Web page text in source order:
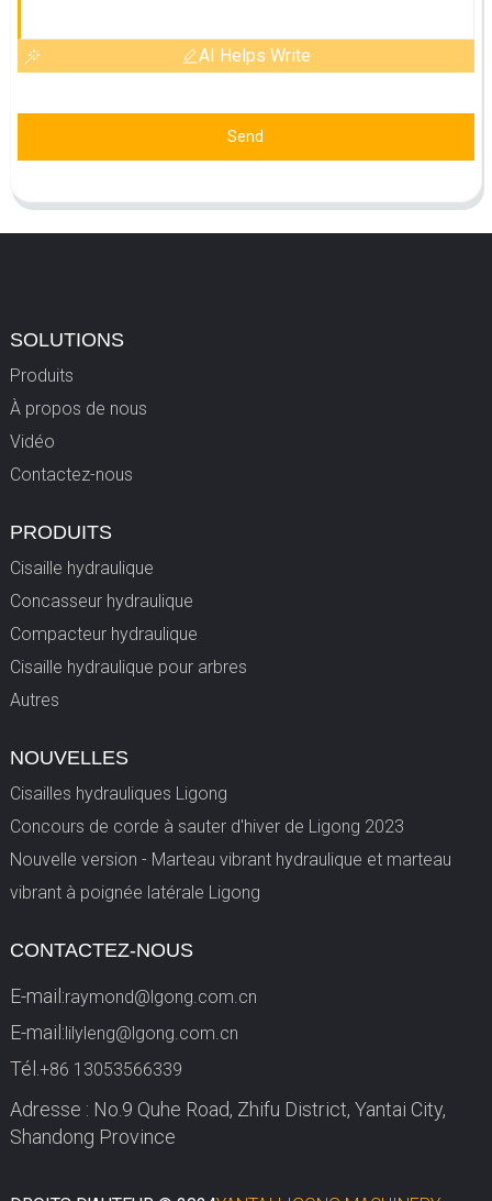
AI Helps Write
Send
SOLUTIONS
Produits
À propos de nous
Vidéo
Contactez-nous
PRODUITS
Cisaille hydraulique
Concasseur hydraulique
Compacteur hydraulique
Cisaille hydraulique pour arbres
Autres
NOUVELLES
Cisailles hydrauliques Ligong
Concours de corde à sauter d'hiver de Ligong 2023
Nouvelle version - Marteau vibrant hydraulique et marteau
vibrant à poignée latérale Ligong
CONTACTEZ-NOUS
E-mail:raymond@lgong.com.cn
E-mail:lilyleng@lgong.com.cn
Tél. +86 13053566339
Adresse : No.9 Quhe Road, Zhifu District, Yantai City,
Shandong Province